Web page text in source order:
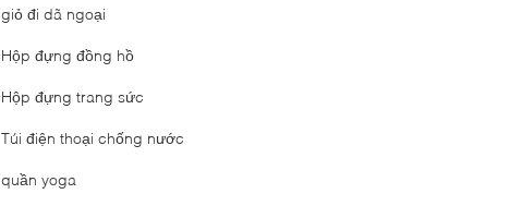
giỏ đi dã ngoại
Hộp đựng đồng hồ
Hộp đựng trang sức
Túi điện thoại chống nước
quần yoga